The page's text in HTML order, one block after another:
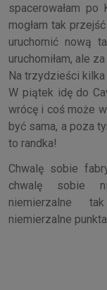
spacerowałam po
mogłam tak
uruchomić nową
uruchomiłam, ale
Na trzydzieści
W piątek idę do
wrócę i coś może
być sama, a poza
to randka!
Chwalę sobie
chwalę sobie
niemierzalne
niemierzalne